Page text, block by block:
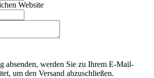
Website
absenden, werden Sie zu Ihrem E-Mail-
um den Versand abzuschließen.